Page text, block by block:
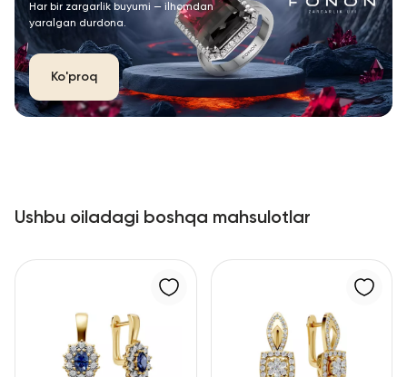
Har bir zargarlik buyumi — ilhomdan
yaralgan durdona.
Ko'proq
Ushbu oiladagi boshqa mahsulotlar